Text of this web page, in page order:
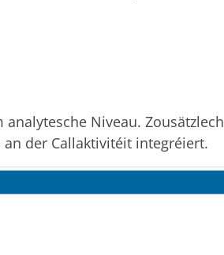
Niveau. Zousätzlech
der Callaktivitéit integréiert.